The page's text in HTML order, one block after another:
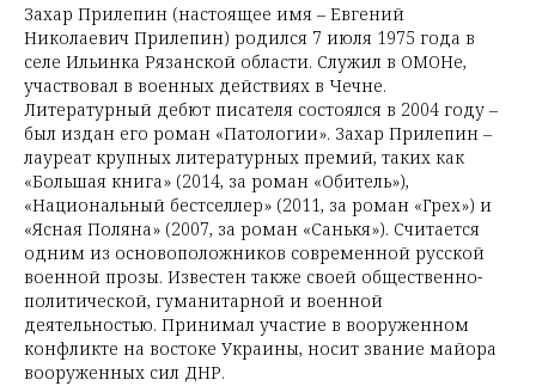
Захар Прилепин (настоящее имя – Евгений
Николаевич Прилепин) родился 7 июля 1975 года в
селе Ильинка Рязанской области. Служил в ОМОНе,
участвовал в военных действиях в Чечне.
Литературный дебют писателя состоялся в 2004 году –
был издан его роман «Патологии». Захар Прилепин –
лауреат крупных литературных премий, таких как
«Большая книга» (2014, за роман «Обитель»),
«Национальный бестселлер» (2011, за роман «Грех») и
«Ясная Поляна» (2007, за роман «Санькя»). Считается
одним из основоположников современной русской
военной прозы. Известен также своей общественно-
политической, гуманитарной и военной
деятельностью. Принимал участие в вооруженном
конфликте на востоке Украины, носит звание майора
вооруженных сил ДНР.